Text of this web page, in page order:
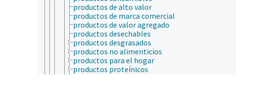
productos de alto valor
productos de marca comercial
productos de valor agregado
productos desechables
productos desgrasados
productos no alimenticios
productos para el hogar
productos proteínicos